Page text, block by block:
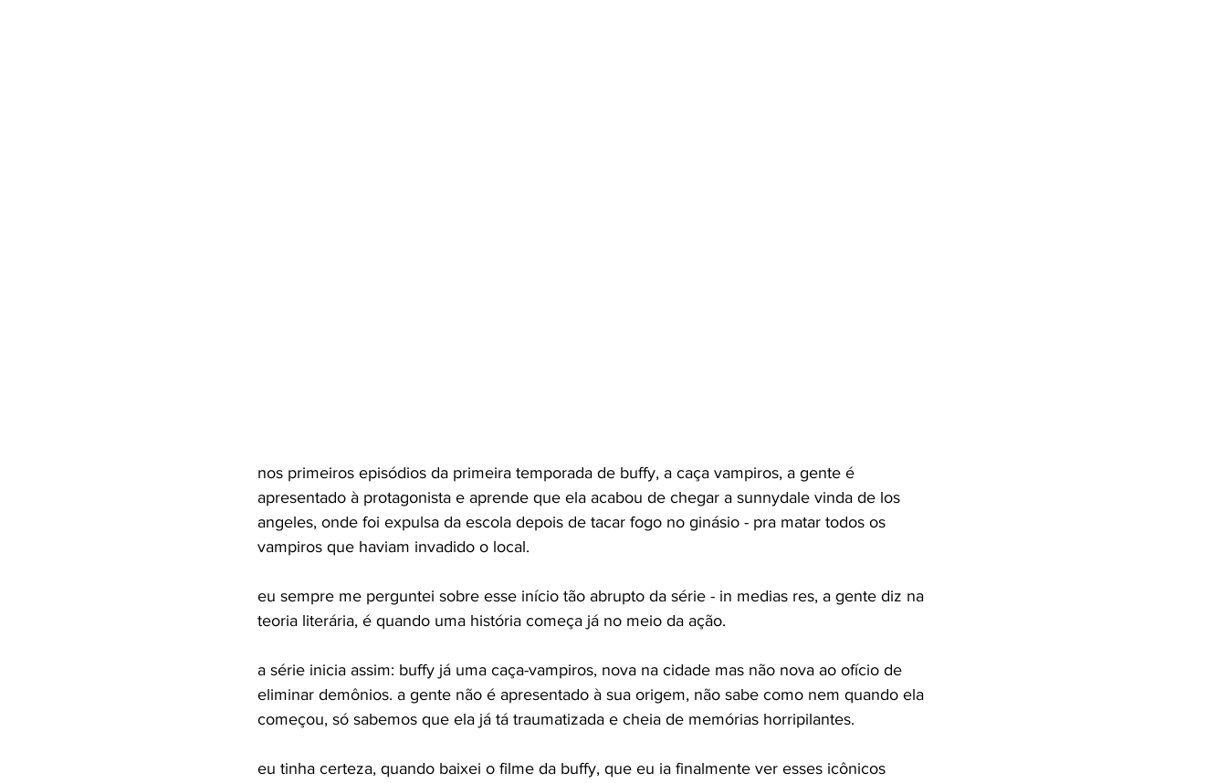
nos primeiros episódios da primeira temporada de buffy, a caça vampiros, a gente é
apresentado à protagonista e aprende que ela acabou de chegar a sunnydale vinda de los
angeles, onde foi expulsa da escola depois de tacar fogo no ginásio - pra matar todos os
vampiros que haviam invadido o local.
eu sempre me perguntei sobre esse início tão abrupto da série - in medias res, a gente diz na
teoria literária, é quando uma história começa já no meio da ação.
a série inicia assim: buffy já uma caça-vampiros, nova na cidade mas não nova ao ofício de
eliminar demônios. a gente não é apresentado à sua origem, não sabe como nem quando ela
começou, só sabemos que ela já tá traumatizada e cheia de memórias horripilantes.
eu tinha certeza, quando baixei o filme da buffy, que eu ia finalmente ver esses icônicos